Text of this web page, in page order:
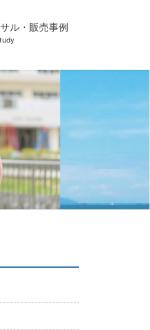
ル・販売事例